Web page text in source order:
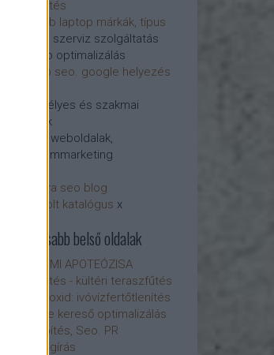
linképítés
legjobb laptop márkák, típus
laptop szerviz szolgáltatás
Honlap optimalizálás
honlap seo. google helyezés
Személyes és szakmai
blogok
Ajánló weboldalak,
tartalommarketing
arvisura seo blog
infrabolt katalógus x
Fontosabb belső oldalak
A SEMMI APOTEÓZISA
Infrafűtés - kültéri teraszfűtés
Klór-dioxid: ivóvízfertőtlenítés
Google kereső optimalizálás
Linképítés, Seo. PR
Szövegírás